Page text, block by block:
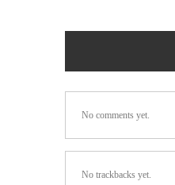
No comments yet.
No trackbacks yet.